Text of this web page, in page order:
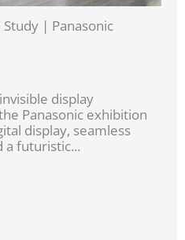
Study | Panasonic
display
Panasonic exhibition
display, seamless
a futuristic...